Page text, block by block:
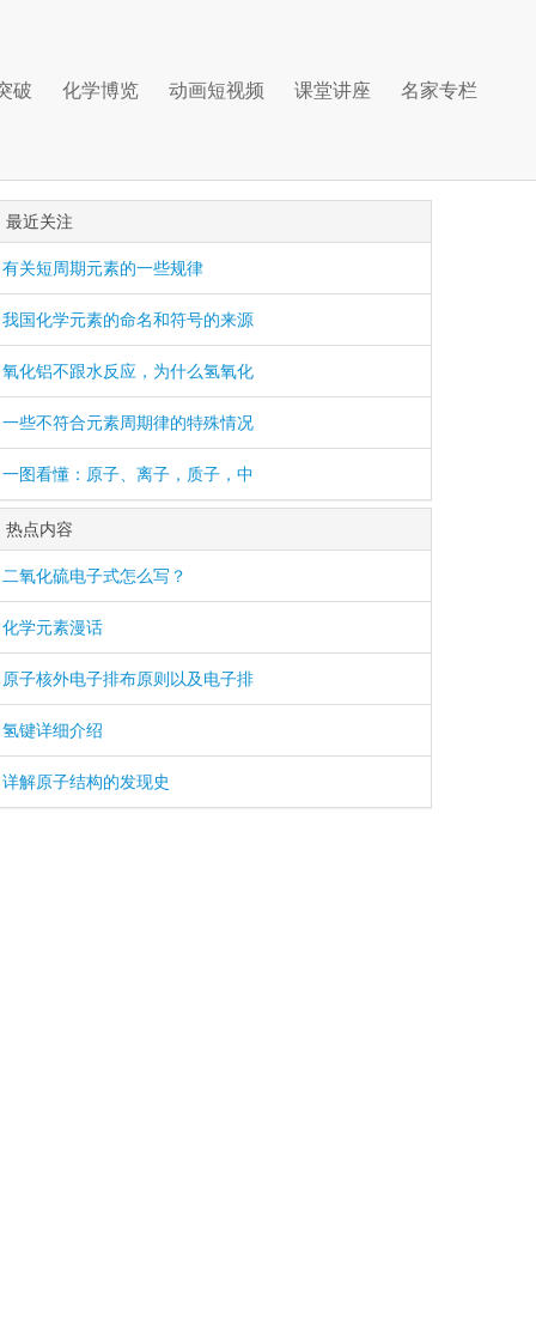
破 化学博览 动画短视频 课堂讲座 名家专栏
最近关注
有关短周期元素的一些规律
我国化学元素的命名和符号的来源
氧化铝不跟水反应，为什么氢氧化
一些不符合元素周期律的特殊情况
一图看懂：原子、离子，质子，中
热点内容
二氧化硫电子式怎么写？
化学元素漫话
原子核外电子排布原则以及电子排
氢键详细介绍
详解原子结构的发现史